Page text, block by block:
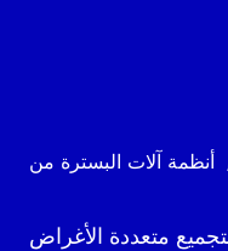
متعددة الأغراض